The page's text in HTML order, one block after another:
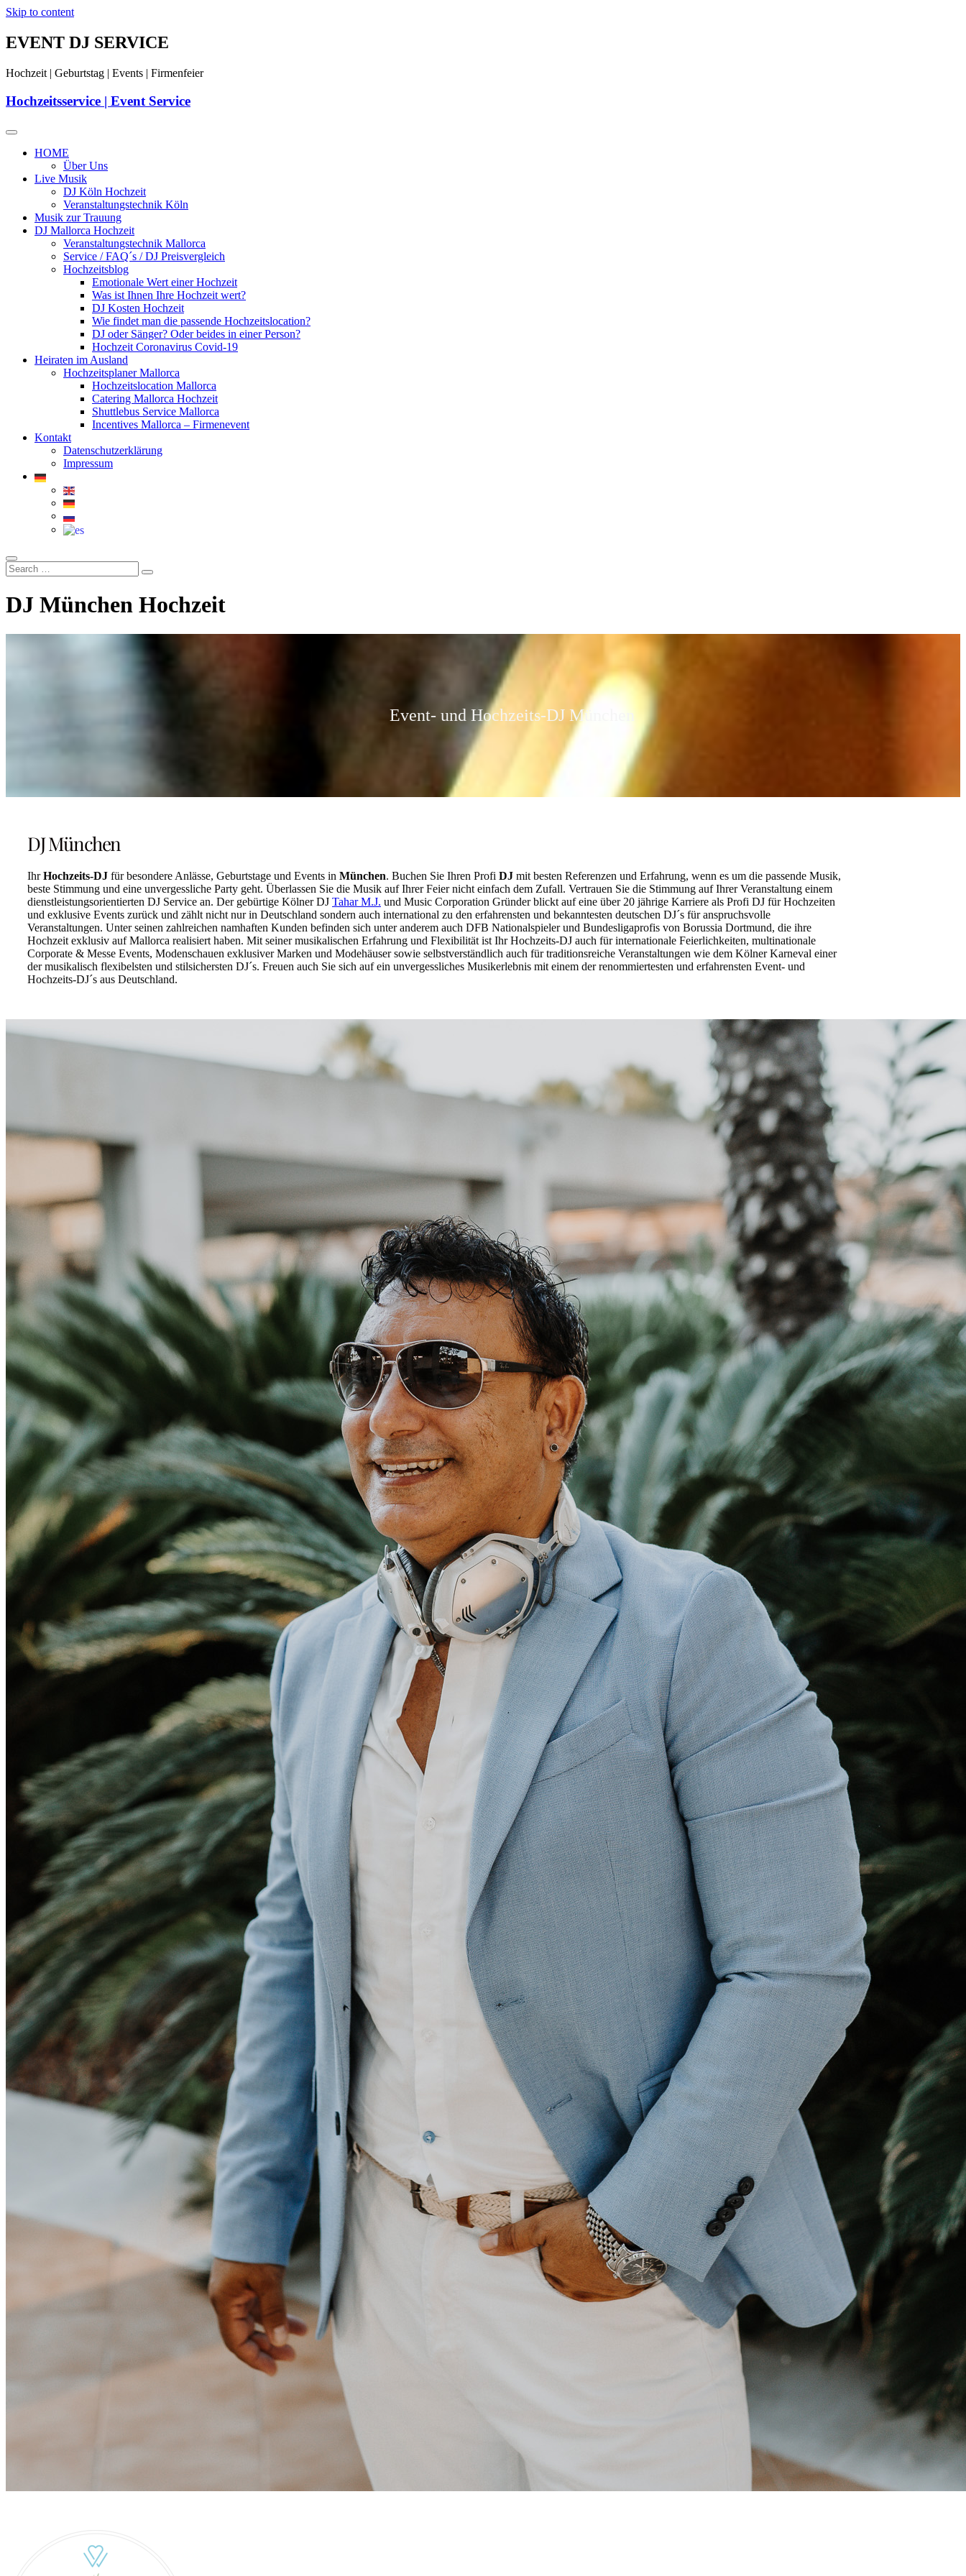
Skip to content
EVENT DJ SERVICE
Hochzeit | Geburtstag | Events | Firmenfeier
Hochzeitsservice | Event Service
HOME
Über Uns
Live Musik
DJ Köln Hochzeit
Veranstaltungstechnik Köln
Musik zur Trauung
DJ Mallorca Hochzeit
Veranstaltungstechnik Mallorca
Service / FAQ´s / DJ Preisvergleich
Hochzeitsblog
Emotionale Wert einer Hochzeit
Was ist Ihnen Ihre Hochzeit wert?
DJ Kosten Hochzeit
Wie findet man die passende Hochzeitslocation?
DJ oder Sänger? Oder beides in einer Person?
Hochzeit Coronavirus Covid-19
Heiraten im Ausland
Hochzeitsplaner Mallorca
Hochzeitslocation Mallorca
Catering Mallorca Hochzeit
Shuttlebus Service Mallorca
Incentives Mallorca – Firmenevent
Kontakt
Datenschutzerklärung
Impressum
DJ München Hochzeit
Event- und Hochzeits-DJ München
DJ München
IhrHochzeits-DJ für besondere Anlässe, Geburtstage und Events in München. Buchen Sie Ihren Profi DJ mit besten Referenzen und Erfahrung, wenn es um die passende Musik,
beste Stimmung und eine unvergessliche Party geht. Überlassen Sie die Musik auf Ihrer Feier nicht einfach dem Zufall. Vertrauen Sie die Stimmung auf Ihrer Veranstaltung einem
dienstleistungsorientierten DJ Service an. Der gebürtige Kölner DJ Tahar M.J. und Music Corporation Gründer blickt auf eine über 20 jährige Karriere als Profi DJ für Hochzeiten
und exklusive Events zurück und zählt nicht nur in Deutschland sondern auch international zu den erfahrensten und bekanntesten deutschen DJ´s für anspruchsvolle
Veranstaltungen. Unter seinen zahlreichen namhaften Kunden befinden sich unter anderem auch DFB Nationalspieler und Bundesligaprofis von Borussia Dortmund, die ihre
Hochzeit exklusiv auf Mallorca realisiert haben. Mit seiner musikalischen Erfahrung und Flexibilität ist Ihr Hochzeits-DJ auch für internationale Feierlichkeiten, multinationale
Corporate & Messe Events, Modenschauen exklusiver Marken und Modehäuser sowie selbstverständlich auch für traditionsreiche Veranstaltungen wie dem Kölner Karneval einer
der musikalisch flexibelsten und stilsichersten DJ´s. Freuen auch Sie sich auf ein unvergessliches Musikerlebnis mit einem der renommiertesten und erfahrensten Event- und
Hochzeits-DJ´s aus Deutschland.